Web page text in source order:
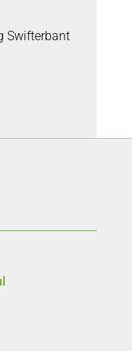
Swifterbant